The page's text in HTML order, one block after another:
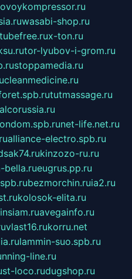
wasabi-shop.ru
x-ton.ru
tor-lyubov-i-grom.ru
stoppamedia.ru
cleanmedicine.ru
tutmassage.ru
net-life.net.ru
alliance-electro.spb.ru
kinzozo-ru.ru
bella.rueugrus.pp.ru
bezmorchin.ruia2.ru
kolosok-elita.ru
insiam.ruavegainfo.ru
vlast16.rukorru.net
lammin-suo.spb.ru
line.ru
loco.rudugshop.ru